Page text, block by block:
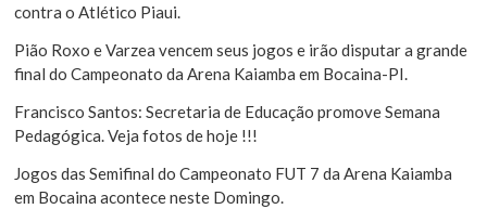
contra o Atlético Piaui.
Pião Roxo e Varzea vencem seus jogos e irão disputar a grande
final do Campeonato da Arena Kaiamba em Bocaina-PI.
Francisco Santos: Secretaria de Educação promove Semana
Pedagógica. Veja fotos de hoje !!!
Jogos das Semifinal do Campeonato FUT 7 da Arena Kaiamba
em Bocaina acontece neste Domingo.